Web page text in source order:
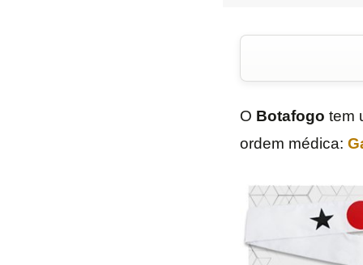
O Botafogo tem
ordem médica: